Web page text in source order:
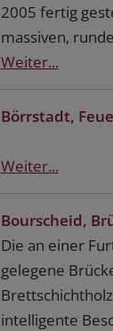
2005 fertig
massiven,
Weiter...
Börrstadt,
Weiter...
Bourscheid,
Die an einer
gelegene
intelligente